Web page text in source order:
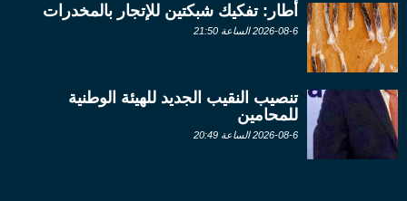
أطار: تفكيك شبكتين للإتجار بالمخدرات
2026-08-6 الساعة 21:50
تنصيب النقيب الجديد للهيئة الوطنية
للمحامين
2026-08-6 الساعة 20:49